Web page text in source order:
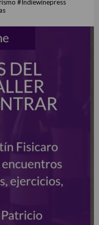
#Indiewinepress